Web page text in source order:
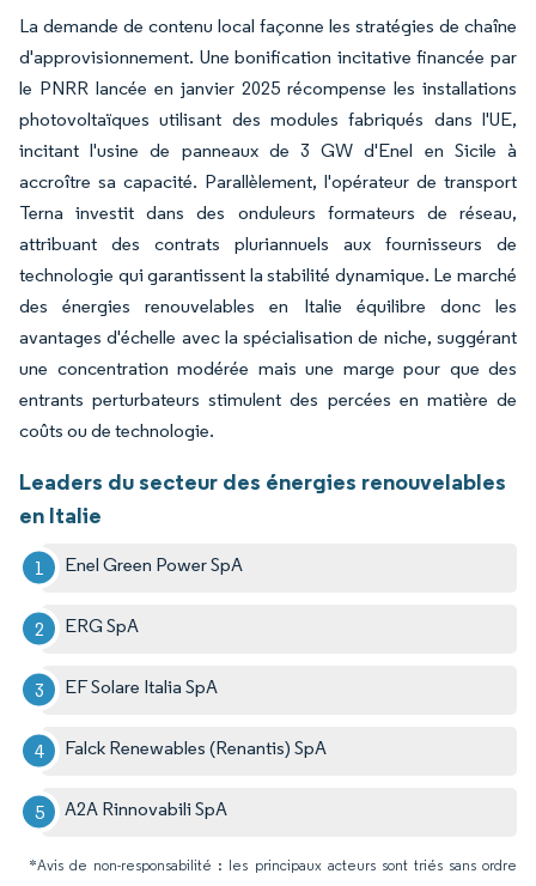
La demande de contenu local façonne les stratégies de chaîne
d'approvisionnement. Une bonification incitative financée par
le PNRR lancée en janvier 2025 récompense les installations
photovoltaïques utilisant des modules fabriqués dans l'UE,
incitant l'usine de panneaux de 3 GW d'Enel en Sicile à
accroître sa capacité. Parallèlement, l'opérateur de transport
Terna investit dans des onduleurs formateurs de réseau,
attribuant des contrats pluriannuels aux fournisseurs de
technologie qui garantissent la stabilité dynamique. Le marché
des énergies renouvelables en Italie équilibre donc les
avantages d'échelle avec la spécialisation de niche, suggérant
une concentration modérée mais une marge pour que des
entrants perturbateurs stimulent des percées en matière de
coûts ou de technologie.
Leaders du secteur des énergies renouvelables
en Italie
Enel Green Power SpA
ERG SpA
EF Solare Italia SpA
Falck Renewables (Renantis) SpA
A2A Rinnovabili SpA
*Avis de non-responsabilité : les principaux acteurs sont triés sans ordre